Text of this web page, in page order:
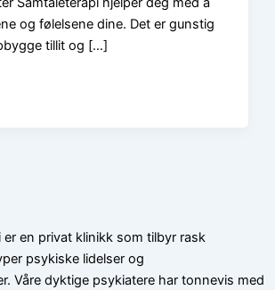
og følelsene dine. Det er gunstig
tillit og […]
er en privat klinikk som tilbyr rask
psykiske lidelser og
Våre dyktige psykiatere har tonnevis med